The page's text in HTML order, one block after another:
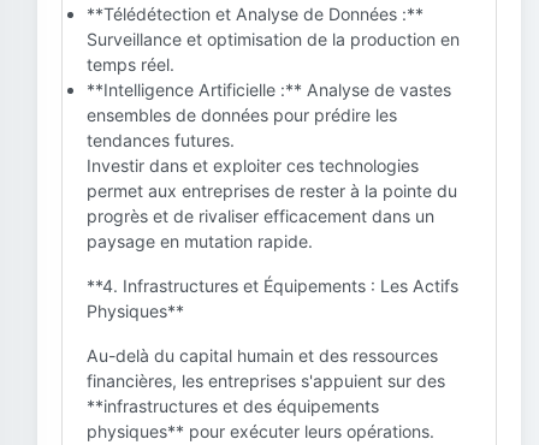
**Télédétection et Analyse de Données :**
Surveillance et optimisation de la production en
temps réel.
**Intelligence Artificielle :** Analyse de vastes
ensembles de données pour prédire les
tendances futures.
Investir dans et exploiter ces technologies
permet aux entreprises de rester à la pointe du
progrès et de rivaliser efficacement dans un
paysage en mutation rapide.
**4. Infrastructures et Équipements : Les Actifs
Physiques**
Au-delà du capital humain et des ressources
financières, les entreprises s'appuient sur des
**infrastructures et des équipements
physiques** pour exécuter leurs opérations.